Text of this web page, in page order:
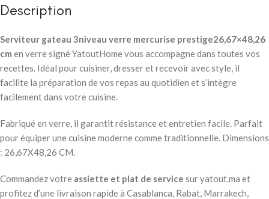
Description
Serviteur gateau 3niveau verre mercurise prestige26,67×48,26
cm en verre signé YatoutHome vous accompagne dans toutes vos
recettes. Idéal pour cuisiner, dresser et recevoir avec style, il
facilite la préparation de vos repas au quotidien et s’intègre
facilement dans votre cuisine.
Fabriqué en verre, il garantit résistance et entretien facile. Parfait
pour équiper une cuisine moderne comme traditionnelle. Dimensions
: 26,67X48,26 CM.
Commandez votre assiette et plat de service sur yatout.ma et
profitez d’une livraison rapide à Casablanca, Rabat, Marrakech,